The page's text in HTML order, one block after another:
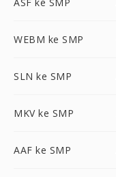
WEBM ke SMP
SLN ke SMP
MKV ke SMP
AAF ke SMP